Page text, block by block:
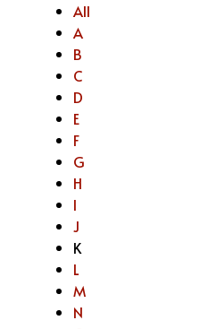
All
A
B
C
D
E
F
G
H
I
J
K
L
M
N